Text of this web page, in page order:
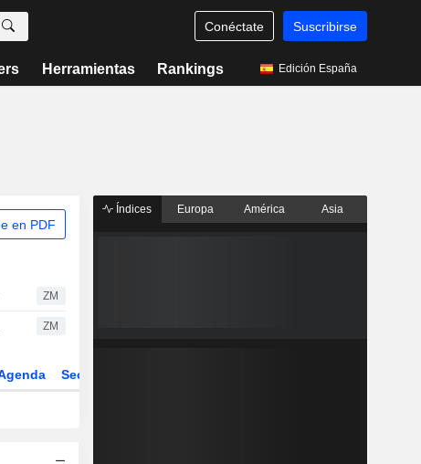
Conéctate Suscribirse
Herramientas Rankings Edición España
en PDF
ZM
ZM
Sector
Índices Europa América Asia